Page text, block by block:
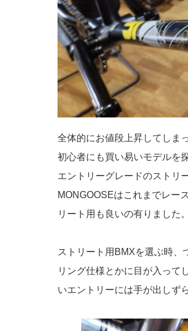
全体的にお値段上昇してしま
初心者にも買い易いモデルを
エントリーグレードのストリ
MONGOOSEはこれまでレー
リート用も良いの有りました。
ストリート用BMXを選ぶ時、
リング仕様とかに目が入って
いエントリーには手が出しず